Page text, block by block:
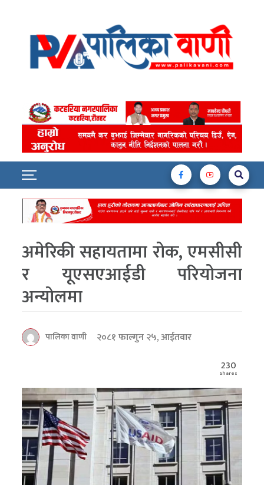
अमेरिकी सहायतामा रोक, एमसीसी
र यूएसएआईडी परियोजना
अन्योलमा
पालिका वाणी
२०८१ फाल्गुन २५, आईतवार
230
Shares